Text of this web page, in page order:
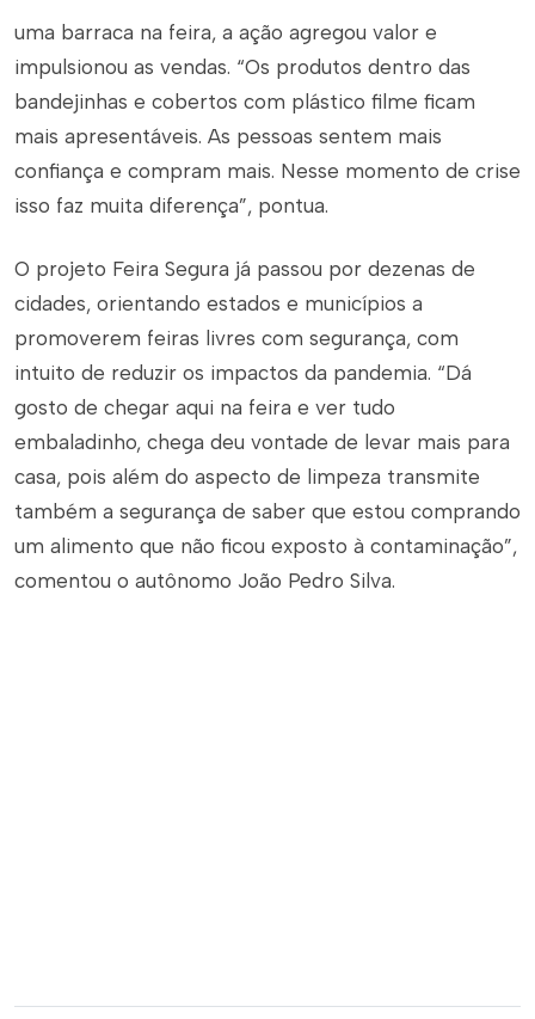
uma barraca na feira, a ação agregou valor e
impulsionou as vendas. “Os produtos dentro das
bandejinhas e cobertos com plástico filme ficam
mais apresentáveis. As pessoas sentem mais
confiança e compram mais. Nesse momento de crise
isso faz muita diferença”, pontua.
O projeto Feira Segura já passou por dezenas de
cidades, orientando estados e municípios a
promoverem feiras livres com segurança, com
intuito de reduzir os impactos da pandemia. “Dá
gosto de chegar aqui na feira e ver tudo
embaladinho, chega deu vontade de levar mais para
casa, pois além do aspecto de limpeza transmite
também a segurança de saber que estou comprando
um alimento que não ficou exposto à contaminação”,
comentou o autônomo João Pedro Silva.